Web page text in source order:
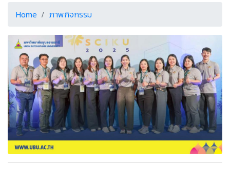
Home ภาพกิจกรรม